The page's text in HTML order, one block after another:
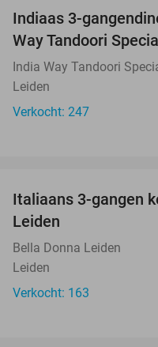
Indiaas 3-
Way Tandoori
India Way Tandoori
Leiden
Verkocht: 247
Italiaans 3-gangen
Leiden
Bella Donna Leiden
Leiden
Verkocht: 163